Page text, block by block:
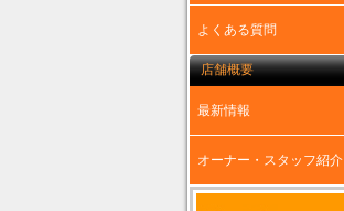
よくある質問
店舗概要
最新情報
オーナー・スタッフ紹介